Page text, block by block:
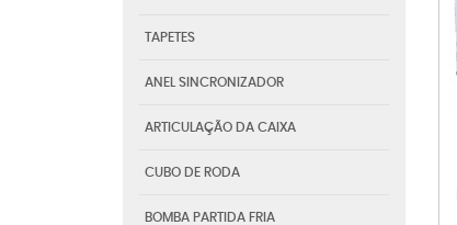
TAPETES
ANEL SINCRONIZADOR
ARTICULAÇÃO DA CAIXA
CUBO DE RODA
BOMBA PARTIDA FRIA